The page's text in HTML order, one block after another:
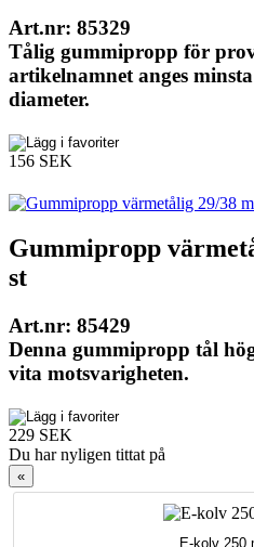
Art.nr: 85329
Tålig gummipropp för
artikelnamnet anges
diameter.
156 SEK
Gummipropp
st
Art.nr: 85429
Denna gummipropp tål
vita motsvarigheten.
229 SEK
Du har nyligen tittat på
«
E-kolv 250